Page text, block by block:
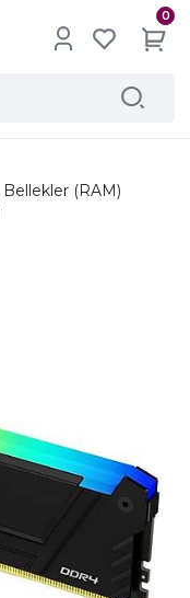
0
Bellekler (RAM)